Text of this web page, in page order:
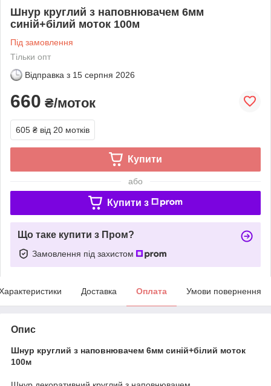
Шнур круглий з наповнювачем 6мм
синій+білий моток 100м
Під замовлення
Тільки опт
Відправка з 15 серпня 2026
660 ₴/моток
605 ₴ від 20 мотків
Купити
або
Купити з
Що таке купити з Пром?
Замовлення під захистом
Доставка Оплата Умови повернення
Опис
Шнур круглий з наповнювачем 6мм синій+білий моток
100м